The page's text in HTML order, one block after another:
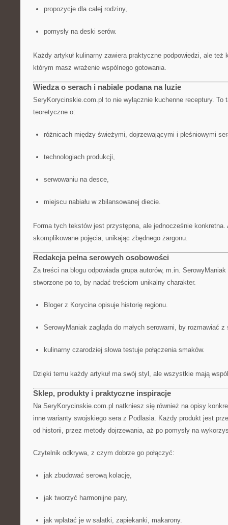
propozycje dla całej rodziny,
pomysły na deski serów.
Każdy artykuł kulinarny zawiera praktyczne podpowiedzi, ale też
którym masz wrażenie wspólnego gotowania.
Wiedza o serach i nabiale podana na luzie
SeryKorycinskie.com.pl to nie wyłącznie kuchenne receptury. To
teoretyczne o:
różnicach między świeżymi, dojrzewającymi i pleśniowymi
technologiach produkcji,
serwowaniu na desce,
miejscu nabiału w zbilansowanej diecie.
Forma tych tekstów jest przystępna, ale jednocześnie konkretna.
skomplikowane pojęcia, unikając zbędnego żargonu.
Redakcja pełna serowych osobowości
Za treści na blogu odpowiada grupa autorów, m.in.
stworzone po to, by nadać treściom unikalny charakter.
Bloger z Korycina opisuje historię regionu.
SerowyManiak zagląda do małych serowarni, by rozmawiać z
kulinarny czarodziej słowa testuje połączenia smaków.
Dzięki temu każdy artykuł ma swój styl, ale wszystkie mają
Sklep, produkty i praktyczne inspiracje
Na SeryKorycinskie.com.pl natkniesz się również na opisy
inne warianty swojskiego sera z Podlasia. Każdy produkt jest
od historii, przez metody dojrzewania, aż po pomysły na
Czytelnik odkrywa, z czym dobrze go połączyć:
jak zbudować serową kolację,
jak tworzyć harmonijne pary,
jak wplatać je w sałatki, zapiekanki, makarony.